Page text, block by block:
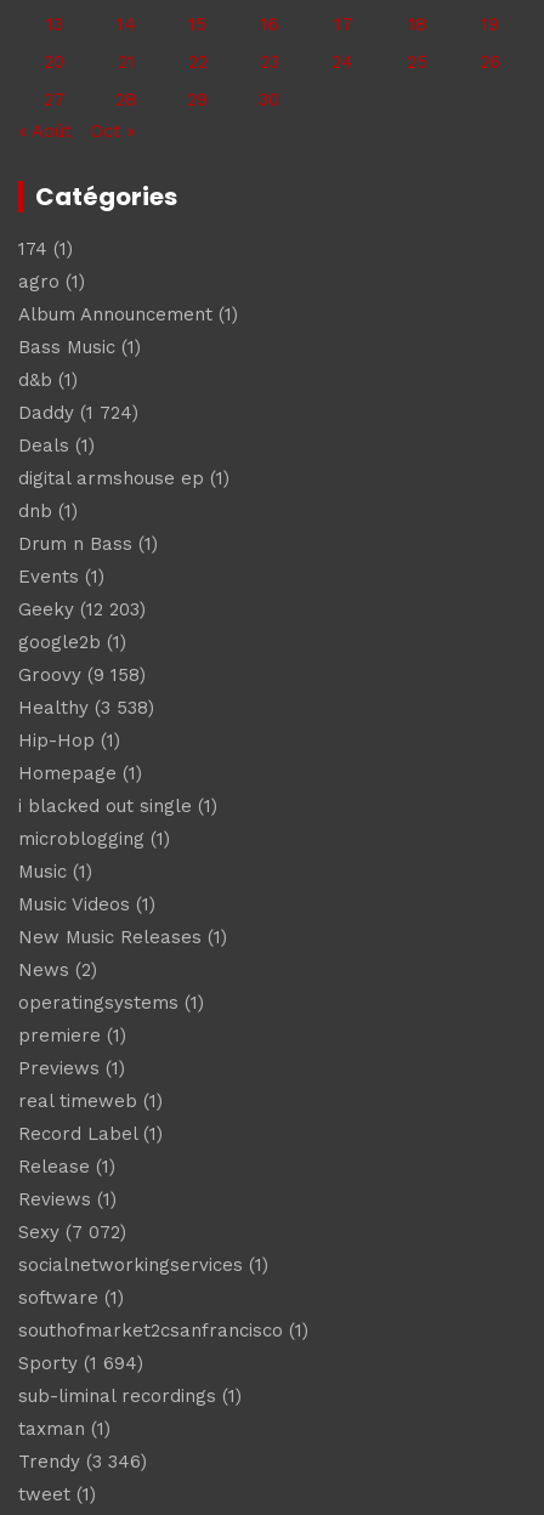
13
14 15 16 17 18
19
20
21 22 23 24 25
26
27
28 29
30
« Août
Oct »
Catégories
174 (1)
agro (1)
Album Announcement (1)
Bass Music (1)
d&b (1)
Daddy (1 724)
Deals (1)
digital armshouse ep (1)
dnb (1)
Drum n Bass (1)
Events (1)
Geeky (12 203)
google2b (1)
Groovy (9 158)
Healthy (3 538)
Hip-Hop (1)
Homepage (1)
i blacked out single (1)
microblogging (1)
Music (1)
Music Videos (1)
New Music Releases (1)
News (2)
operatingsystems (1)
premiere (1)
Previews (1)
real timeweb (1)
Record Label(1)
Release (1)
Reviews (1)
Sexy (7 072)
socialnetworkingservices (1)
software (1)
southofmarket2csanfrancisco (1)
Sporty (1 694)
sub-liminal recordings (1)
taxman (1)
Trendy (3 346)
tweet (1)